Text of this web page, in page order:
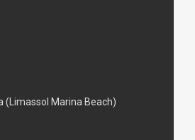
Marina Beach)